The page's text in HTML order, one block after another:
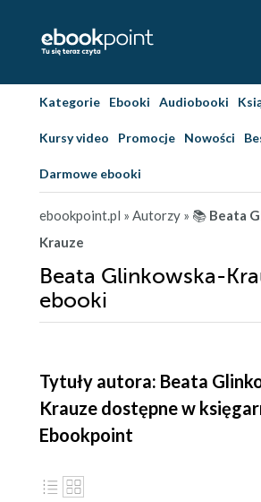
Kategorie Ebooki Audiobooki
Kursy video Promocje Nowości
Darmowe ebooki
ebookpoint.pl » Autorzy » 📚 Beata
Krauze
Beata Glinkowska-
ebooki
Tytuły autora: Beata
Krauze dostępne w
Ebookpoint